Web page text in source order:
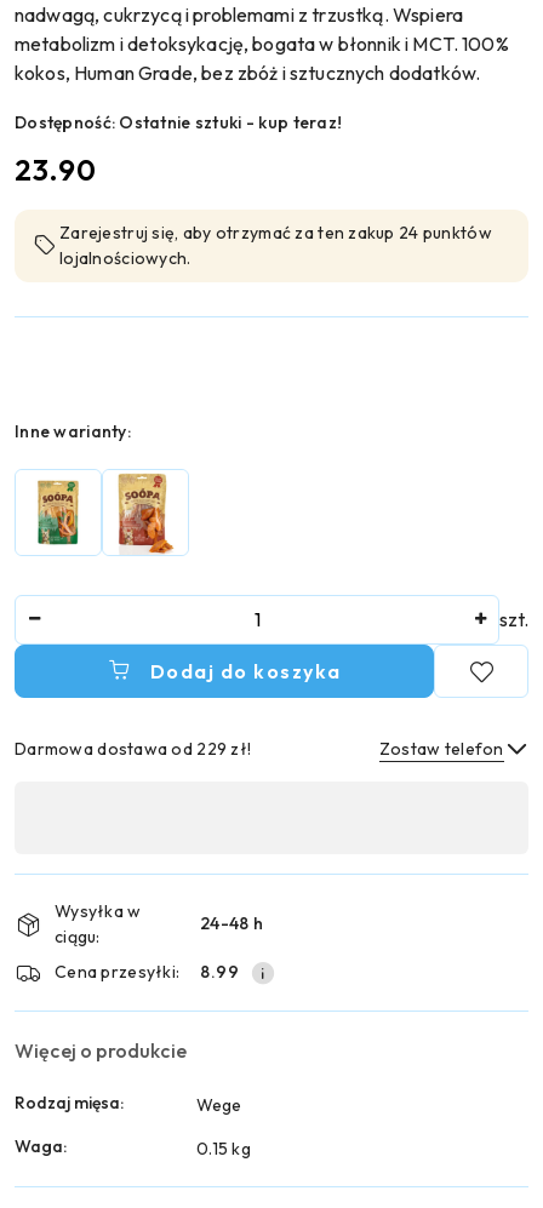
nadwagą, cukrzycą i problemami z trzustką. Wspiera
metabolizm i detoksykację, bogata w błonnik i MCT. 100%
kokos, Human Grade, bez zbóż i sztucznych dodatków.
Dostępność: Ostatnie sztuki - kup teraz!
cena:
23.90
Zarejestruj się, aby otrzymać za ten zakup 24 punktów
lojalnościowych.
Wariant
Inne warianty:
szt.
Dodaj do koszyka
Darmowa dostawa od 229 zł! Zostaw telefon
dostawa
Wysyłka w
ciągu:
24-48 h
Cena przesyłki: 8.99
Więcej o produkcie
Rodzaj mięsa:
Wege
Waga:
0.15 kg